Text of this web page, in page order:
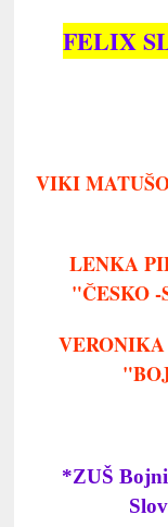
FELIX
VIKI
LENKA
"ČESKO
VERONIKA
*ZUŠ